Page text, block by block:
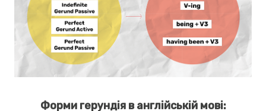
Форми герундія в англійській мові: